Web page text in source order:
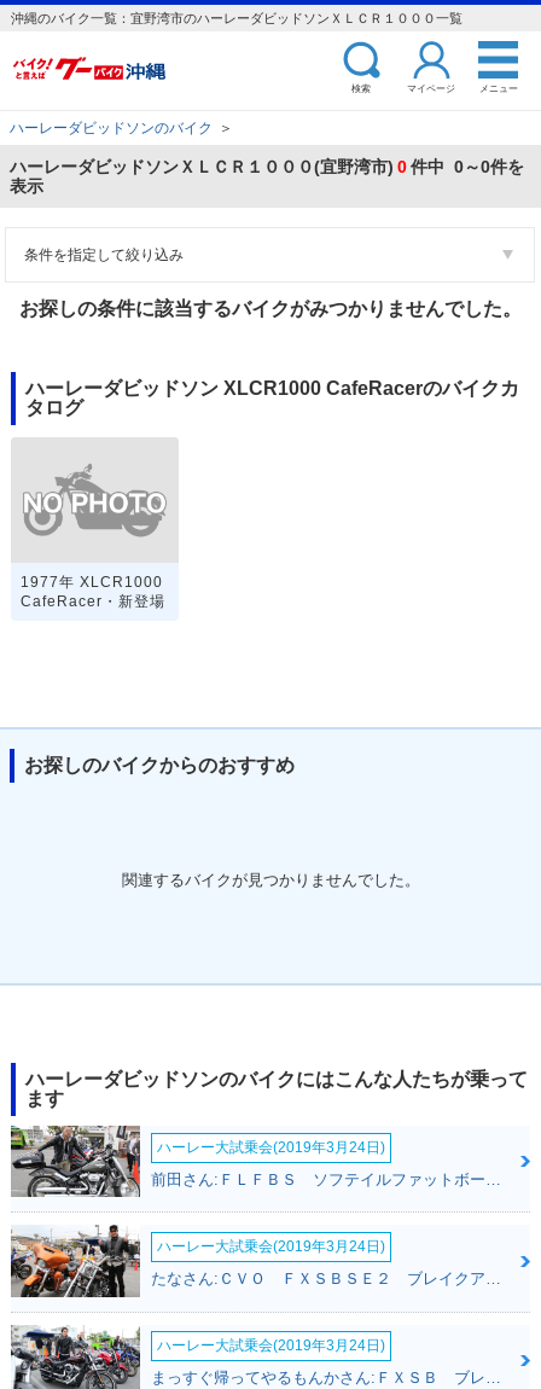
沖縄のバイク一覧：宜野湾市のハーレーダビッドソンＸＬＣＲ１０００一覧
検索 マイページ メニュー
ハーレーダビッドソンのバイク ＞
ハーレーダビッドソンＸＬＣＲ１０００(宜野湾市) 0件中 0～0件を
表示
条件を指定して絞り込み
お探しの条件に該当するバイクがみつかりませんでした。
ハーレーダビッドソン XLCR1000 CafeRacerのバイクカ
タログ
1977年 XLCR1000
CafeRacer・新登場
お探しのバイクからのおすすめ
関連するバイクが見つかりませんでした。
ハーレーダビッドソンのバイクにはこんな人たちが乗って
ます
ハーレー大試乗会(2019年3月24日)
ハーレー大試乗会(2019年3月24日)
たなさん:ＣＶＯ ＦＸＳＢＳＥ２ ブレイクアウト(ハーレーダビッドソン)
ハーレー大試乗会(2019年3月24日)
まっすぐ帰ってやるもんかさん:ＦＸＳＢ ブレイクアウト(ハーレーダビッドソン)